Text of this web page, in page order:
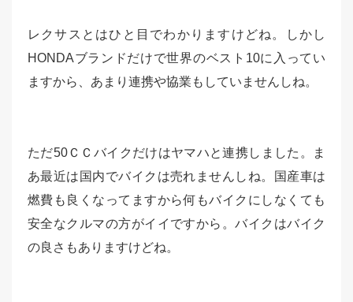
レクサスとはひと目でわかりますけどね。しかし
HONDAブランドだけで世界のベスト10に入ってい
ますから、あまり連携や協業もしていませんしね。
ただ50ＣＣバイクだけはヤマハと連携しました。ま
あ最近は国内でバイクは売れませんしね。国産車は
燃費も良くなってますから何もバイクにしなくても
安全なクルマの方がイイですから。バイクはバイク
の良さもありますけどね。